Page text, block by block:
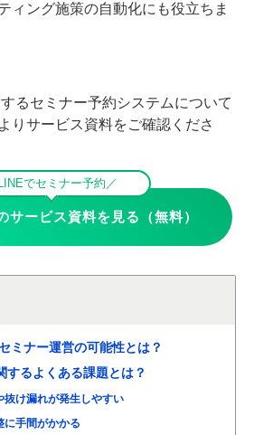
ィング施策の自動化にも役立ちま
るセミナー予約システムについて
りサービス資料をご確認くださ
でセミナー予約／
サービス資料を見る（無料）
ミナー運営の可能性とは？
するよくある課題とは？
抜け漏れが発生しやすい
に手間がかかる